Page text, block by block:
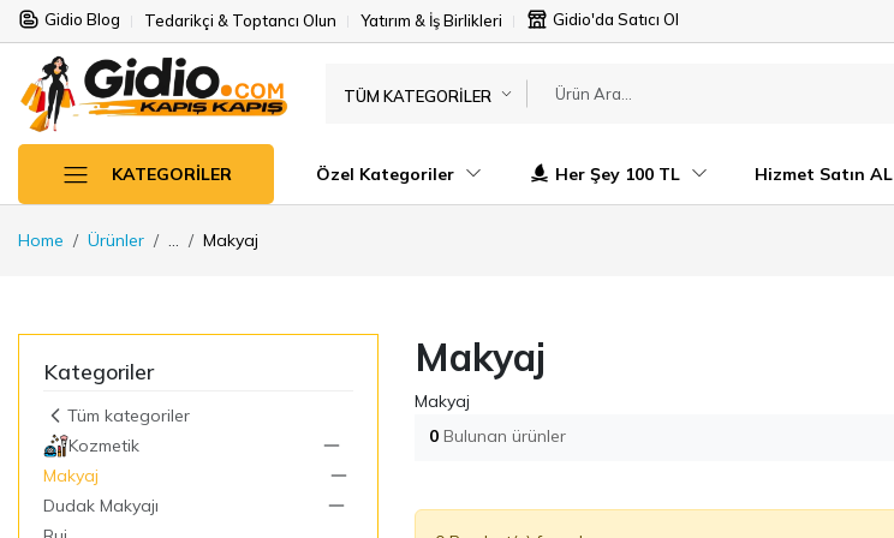
Gidio Blog Tedarikçi & Toptancı Olun Yatırım & İş Birlikleri Gidio'da Satıcı Ol
TÜM KATEGORILER
KATEGORILER Özel Kategoriler Her Şey 100 TL Hizmet Satın AL
Home Ürünler Makyaj
Kategoriler
Tüm kategoriler
Kozmetik
Makyaj
Dudak Makyajı
Makyaj
Makyaj
0 Bulunan ürünler